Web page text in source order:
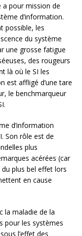
a pour mission de
d’information.
possible, les
du système
une grosse fatigue
des rougeurs
là où le SI les
est affligé d’une tare
le benchmarqueur
d’information
Son rôle est de
plus
acérées (car
plus bel effet lors
en cause
la maladie de la
pour les systèmes
l’effet des